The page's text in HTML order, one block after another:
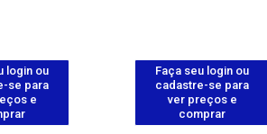
login ou
se para
e
Faça seu login ou
cadastre-se para
ver preços e
comprar